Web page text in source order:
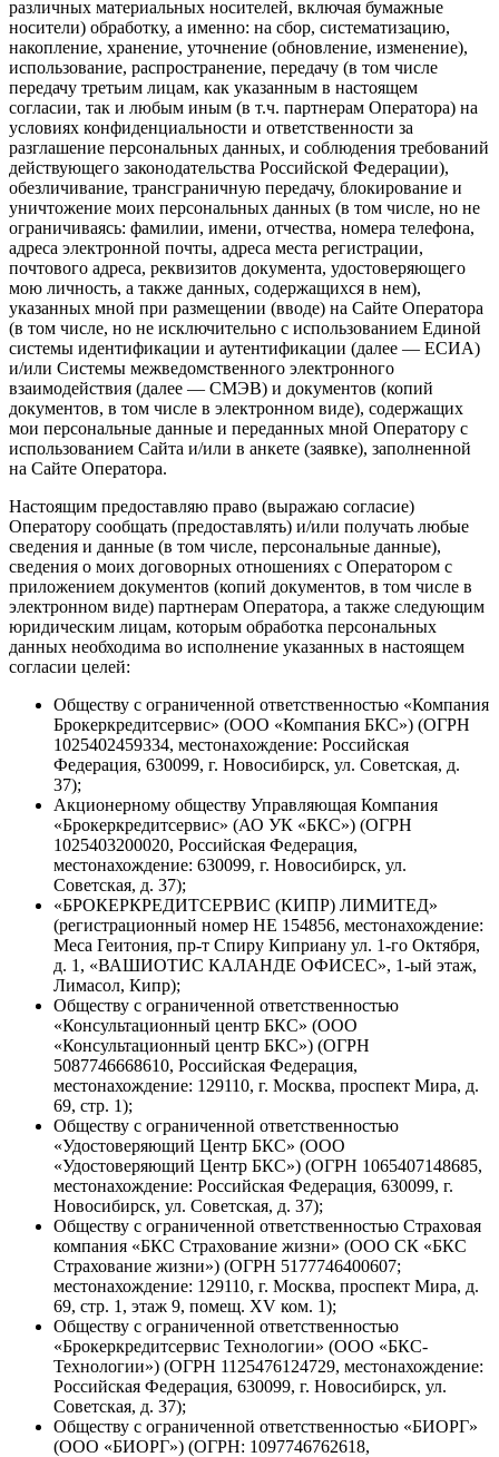
различных материальных носителей, включая бумажные
носители) обработку, а именно: на сбор, систематизацию,
накопление, хранение, уточнение (обновление, изменение),
использование, распространение, передачу (в том числе
передачу третьим лицам, как указанным в настоящем
согласии, так и любым иным (в т.ч. партнерам Оператора) на
условиях конфиденциальности и ответственности за
разглашение персональных данных, и соблюдения требований
действующего законодательства Российской Федерации),
обезличивание, трансграничную передачу, блокирование и
уничтожение моих персональных данных (в том числе, но не
ограничиваясь: фамилии, имени, отчества, номера телефона,
адреса электронной почты, адреса места регистрации,
почтового адреса, реквизитов документа, удостоверяющего
мою личность, а также данных, содержащихся в нем),
указанных мной при размещении (вводе) на Сайте Оператора
(в том числе, но не исключительно с использованием Единой
системы идентификации и аутентификации (далее — ЕСИА)
и/или Системы межведомственного электронного
взаимодействия (далее — СМЭВ) и документов (копий
документов, в том числе в электронном виде), содержащих
мои персональные данные и переданных мной Оператору с
использованием Сайта и/или в анкете (заявке), заполненной
на Сайте Оператора.
Настоящим предоставляю право (выражаю согласие)
Оператору сообщать (предоставлять) и/или получать любые
сведения и данные (в том числе, персональные данные),
сведения о моих договорных отношениях с Оператором с
приложением документов (копий документов, в том числе в
электронном виде) партнерам Оператора, а также следующим
юридическим лицам, которым обработка персональных
данных необходима во исполнение указанных в настоящем
согласии целей:
Обществу с ограниченной ответственностью «Компания
Брокеркредитсервис» (ООО «Компания БКС») (ОГРН
1025402459334, местонахождение: Российская
Федерация, 630099, г. Новосибирск, ул. Советская, д.
37);
Акционерному обществу Управляющая Компания
«Брокеркредитсервис» (АО УК «БКС») (ОГРН
1025403200020, Российская Федерация,
местонахождение: 630099, г. Новосибирск, ул.
Советская, д. 37);
«БРОКЕРКРЕДИТСЕРВИС (КИПР) ЛИМИТЕД»
(регистрационный номер НЕ 154856, местонахождение:
Меса Геитония, пр-т Спиру Киприану ул. 1-го Октября,
д. 1, «ВАШИОТИС КАЛАНДЕ ОФИСЕС», 1-ый этаж,
Лимасол, Кипр);
Обществу с ограниченной ответственностью
«Консультационный центр БКС» (ООО
«Консультационный центр БКС») (ОГРН
5087746668610, Российская Федерация,
местонахождение: 129110, г. Москва, проспект Мира, д.
69, стр. 1);
Обществу с ограниченной ответственностью
«Удостоверяющий Центр БКС» (ООО
«Удостоверяющий Центр БКС») (ОГРН 1065407148685,
местонахождение: Российская Федерация, 630099, г.
Новосибирск, ул. Советская, д. 37);
Обществу с ограниченной ответственностью Страховая
компания «БКС Страхование жизни» (ООО СК «БКС
Страхование жизни») (ОГРН 5177746400607;
местонахождение: 129110, г. Москва, проспект Мира, д.
69, стр. 1, этаж 9, помещ. XV ком. 1);
Обществу с ограниченной ответственностью
«Брокеркредитсервис Технологии» (ООО «БКС-
Технологии») (ОГРН 1125476124729, местонахождение:
Российская Федерация, 630099, г. Новосибирск, ул.
Советская, д. 37);
Обществу с ограниченной ответственностью «БИОРГ»
(ООО «БИОРГ») (ОГРН: 1097746762618,